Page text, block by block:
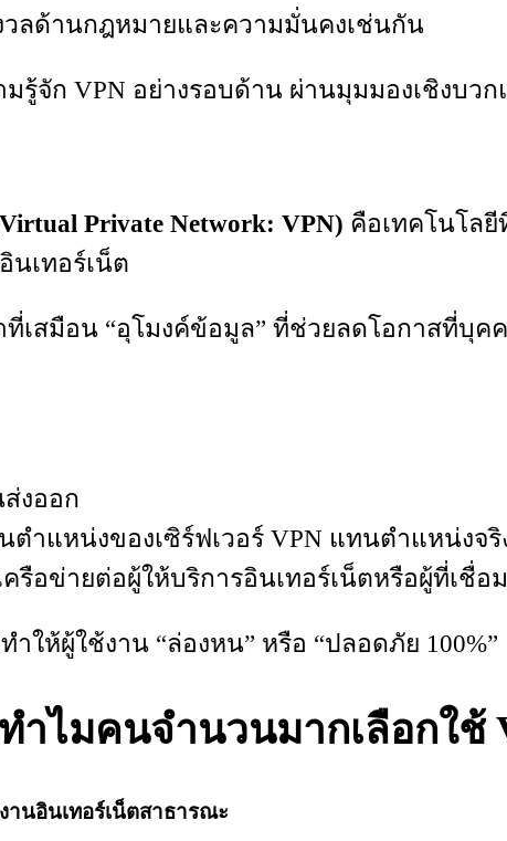
วลด้านกฎหมายและความมั่นคงเช่นกัน
รู้จัก VPN อย่างรอบด้าน ผ่านมุมมองเชิงบว
Private Network: VPN) คือเทคโนโล
นเทอร์เน็ต
เสมือน “อุโมงค์ข้อมูล” ที่ช่วยลดโอกาสที่บุ
งออก
ตำแหน่งของเซิร์ฟเวอร์ VPN แทนตำแหน่งจริ
ครือข่ายต่อผู้ให้บริการอินเทอร์เน็ตหรือผู้ที่เชื่อ
ำให้ผู้ใช้งาน “ล่องหน” หรือ “ปลอดภัย 100%”
ำไมคนจำนวนมากเลือกใช้
านอินเทอร์เน็ตสาธารณะ